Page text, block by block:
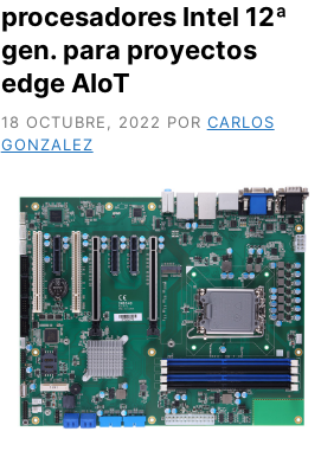
procesadores Intel 12ª
gen. para proyectos
edge AIoT
18 OCTUBRE, 2022 POR CARLOS
GONZALEZ